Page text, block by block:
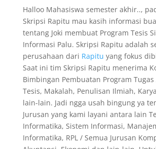
Halloo Mahasiswa semester akhir..,
Skripsi Rapitu mau kasih informasi
tentang Joki membuat Program Tesis
Informasi Palu. Skripsi Rapitu adalah
perusahaan dari Rapitu yang fokus
Saat ini tim Skripsi Rapitu menerima
Bimbingan Pembuatan Program
Tesis, Makalah, Penulisan Ilmiah,
lain-lain. Jadi ngga usah bingung ya
Jurusan yang kami layani antara lain
Informatika, Sistem Informasi,
Informatika, RPL / Semua Jurusan